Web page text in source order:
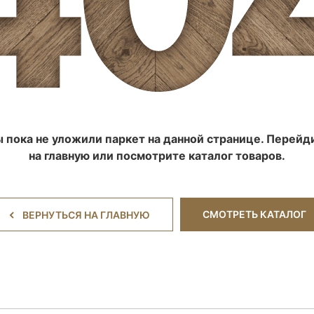
не уложили паркет на данной странице.
на главную или посмотрите каталог товаров.
ВЕРНУТЬСЯ НА ГЛАВНУЮ СМОТРЕТЬ КАТАЛОГ